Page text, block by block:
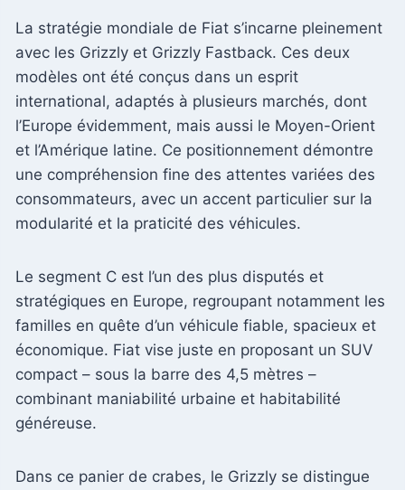
La stratégie mondiale de Fiat s’incarne pleinement
avec les Grizzly et Grizzly Fastback. Ces deux
modèles ont été conçus dans un esprit
international, adaptés à plusieurs marchés, dont
l’Europe évidemment, mais aussi le Moyen-Orient
et l’Amérique latine. Ce positionnement démontre
une compréhension fine des attentes variées des
consommateurs, avec un accent particulier sur la
modularité et la praticité des véhicules.
Le segment C est l’un des plus disputés et
stratégiques en Europe, regroupant notamment les
familles en quête d’un véhicule fiable, spacieux et
économique. Fiat vise juste en proposant un SUV
compact – sous la barre des 4,5 mètres –
combinant maniabilité urbaine et habitabilité
généreuse.
Dans ce panier de crabes, le Grizzly se distingue